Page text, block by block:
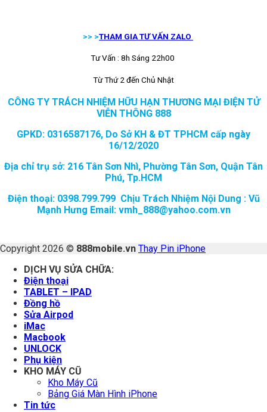
>> >THAM GIA TƯ VẤN ZALO
Tư Vấn : 8h Sáng 22h00
Từ Thứ 2 đến Chủ Nhật
CÔNG TY TRÁCH NHIỆM HỮU HẠN THƯƠNG MẠI ĐIỆN TỬ
VIỄN THÔNG 888
GPKD: 0316587176, Do Sở KH & ĐT TPHCM cấp ngày
16/12/2020
Địa chỉ trụ sở: 216 Tân Sơn Nhì, Phường Tân Sơn, Quận Tân
Phú, Tp.HCM
Điện thoại: 0398.799.799 Chịu Trách Nhiệm Nội Dung : Vũ
Mạnh Hưng Email: vmh_888@yahoo.com.vn
Copyright 2026 © 888mobile.vn Thay Pin iPhone
DỊCH VỤ SỬA CHỮA:
Điện thoại
TABLET – IPAD
Đồng hồ
Sửa Airpod
iMac
Macbook
UNLOCK
Phụ kiện
KHO MÁY CŨ
Kho Máy Cũ
Bảng Giá Màn Hình iPhone
Tin tức